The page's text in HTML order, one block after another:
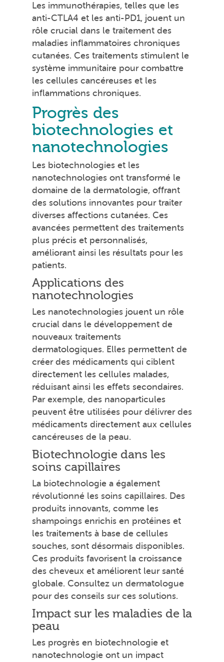
Les immunothérapies, telles que les
anti-CTLA4 et les anti-PD1, jouent un
rôle crucial dans le traitement des
maladies inflammatoires chroniques
cutanées. Ces traitements stimulent le
système immunitaire pour combattre
les cellules cancéreuses et les
inflammations chroniques.
Progrès des
biotechnologies et
nanotechnologies
Les biotechnologies et les
nanotechnologies ont transformé le
domaine de la dermatologie, offrant
des solutions innovantes pour traiter
diverses affections cutanées. Ces
avancées permettent des traitements
plus précis et personnalisés,
améliorant ainsi les résultats pour les
patients.
Applications des
nanotechnologies
Les nanotechnologies jouent un rôle
crucial dans le développement de
nouveaux traitements
dermatologiques. Elles permettent de
créer des médicaments qui ciblent
directement les cellules malades,
réduisant ainsi les effets secondaires.
Par exemple, des nanoparticules
peuvent être utilisées pour délivrer des
médicaments directement aux cellules
cancéreuses de la peau.
Biotechnologie dans les
soins capillaires
La biotechnologie a également
révolutionné les soins capillaires. Des
produits innovants, comme les
shampoings enrichis en protéines et
les traitements à base de cellules
souches, sont désormais disponibles.
Ces produits favorisent la croissance
des cheveux et améliorent leur santé
globale. Consultez un dermatologue
pour des conseils sur ces solutions.
Impact sur les maladies de la
peau
Les progrès en biotechnologie et
nanotechnologie ont un impact